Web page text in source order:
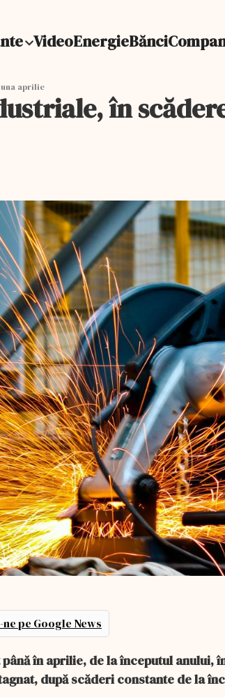
VideoEnergieBănci
aprilie
în
pe Google News
în aprilie, de la începutul anului,
după scăderi constante de la